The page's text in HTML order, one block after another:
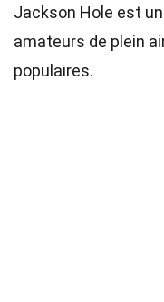
Jackson Hole est
amateurs de plein
populaires.